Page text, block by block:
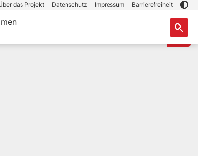
das Projekt Datenschutz Impressum Barrierefreiheit